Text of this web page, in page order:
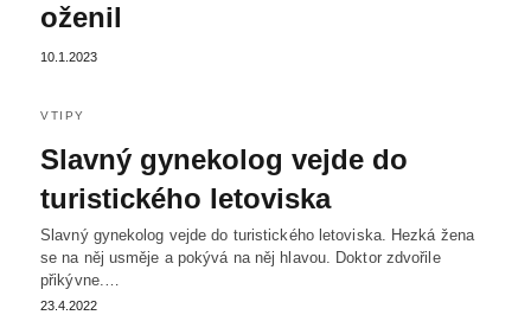
oženil
10.1.2023
VTIPY
Slavný gynekolog vejde do
turistického letoviska
Slavný gynekolog vejde do turistického letoviska. Hezká žena
se na něj usměje a pokývá na něj hlavou. Doktor zdvořile
přikývne.…
23.4.2022